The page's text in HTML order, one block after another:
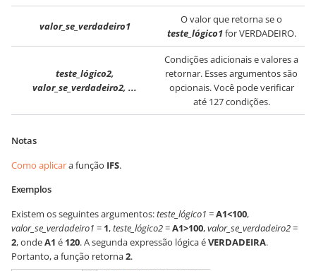
valor_se_verdadeiro1
O valor que retorna se o
teste_lógico1for VERDADEIRO.
teste_lógico2,
valor_se_verdadeiro2, ...
Condições adicionais e valores a
retornar. Esses argumentos são
opcionais. Você pode verificar
até 127 condições.
Notas
Como aplicara função IFS.
Exemplos
Existem os seguintes argumentos:teste_lógico1 =A1<100,
valor_se_verdadeiro1 = 1,teste_lógico2=A1>100,valor_se_verdadeiro2=
2, ondeA1 é 120. A segunda expressão lógica éVERDADEIRA.
Portanto, a função retorna2.